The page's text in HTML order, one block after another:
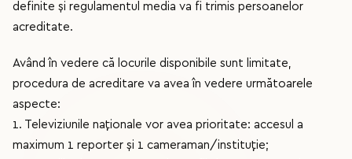
definite și regulamentul media va fi trimis persoanelor
acreditate.
Având în vedere că locurile disponibile sunt limitate,
procedura de acreditare va avea în vedere următoarele
aspecte:
1. Televiziunile naționale vor avea prioritate: accesul a
maximum 1 reporter și 1 cameraman/instituție;